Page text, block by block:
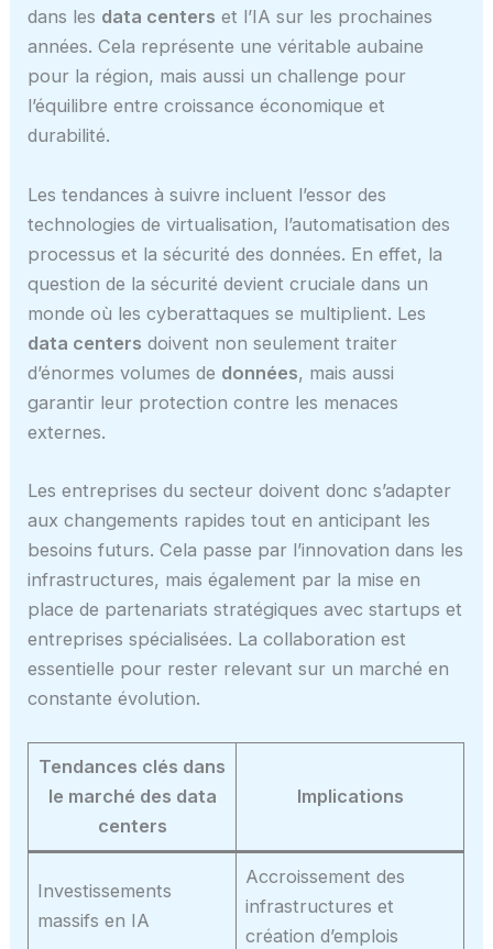
dans les data centers et l’IA sur les prochaines
années. Cela représente une véritable aubaine
pour la région, mais aussi un challenge pour
l’équilibre entre croissance économique et
durabilité.
Les tendances à suivre incluent l’essor des
technologies de virtualisation, l’automatisation des
processus et la sécurité des données. En effet, la
question de la sécurité devient cruciale dans un
monde où les cyberattaques se multiplient. Les
data centers doivent non seulement traiter
d’énormes volumes de données, mais aussi
garantir leur protection contre les menaces
externes.
Les entreprises du secteur doivent donc s’adapter
aux changements rapides tout en anticipant les
besoins futurs. Cela passe par l’innovation dans les
infrastructures, mais également par la mise en
place de partenariats stratégiques avec startups et
entreprises spécialisées. La collaboration est
essentielle pour rester relevant sur un marché en
constante évolution.
Tendances clés dans
le marché des data
centers
Implications
Investissements
massifs en IA
Accroissement des
infrastructures et
création d’emplois